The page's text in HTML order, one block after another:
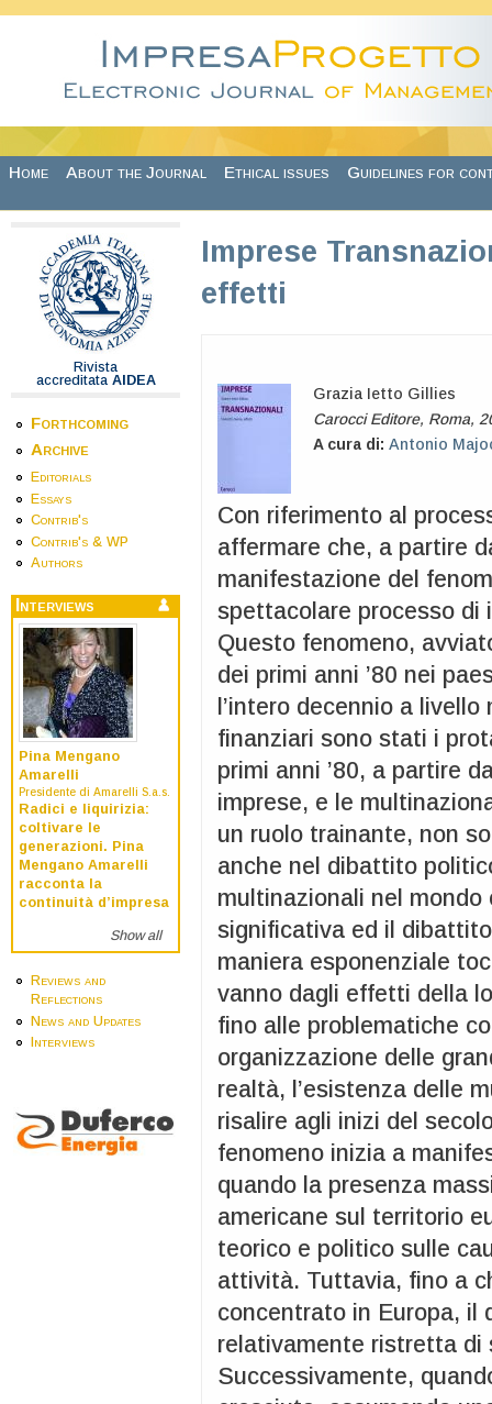
Home About the Journal Ethical issues Guidelines for
Rivista
accreditata AIDEA
Forthcoming
Archive
Editorials
Essays
Contrib's
Contrib's & WP
Authors
Interviews
Pina Mengano
Amarelli
Presidente di Amarelli S.a.s.
Radici e liquirizia:
coltivare le
generazioni. Pina
Mengano Amarelli
racconta la
continuità d’impresa
Show all
Reviews and
Reflections
News and Updates
Interviews
Imprese
effetti
Grazia Ietto Gillies
Carocci Editore, Roma,
A cura di: Antonio
Con riferimento al
affermare che, a partire
manifestazione del
spettacolare processo di
Questo fenomeno,
dei primi anni ’80 nei
l’intero decennio a
finanziari sono stati i
primi anni ’80, a partire
imprese, e le
un ruolo trainante, non
anche nel dibattito
multinazionali nel
significativa ed il
maniera esponenziale
vanno dagli effetti della
fino alle problematiche
organizzazione delle
realtà, l’esistenza delle
risalire agli inizi del
fenomeno inizia a
quando la presenza
americane sul territorio
teorico e politico sulle
attività. Tuttavia, fino a
concentrato in Europa, il
relativamente ristretta di
Successivamente,